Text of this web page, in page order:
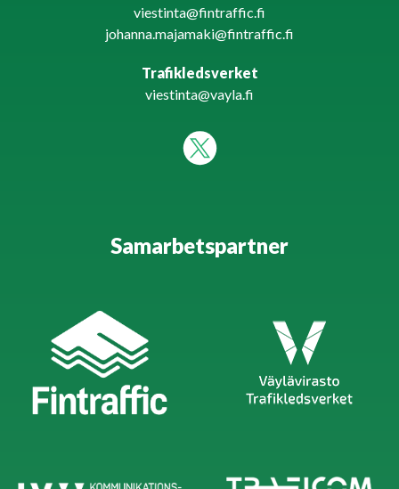
viestinta@fintraffic.fi
johanna.majamaki@fintraffic.fi
Trafikledsverket
viestinta@vayla.fi
Samarbetspartner